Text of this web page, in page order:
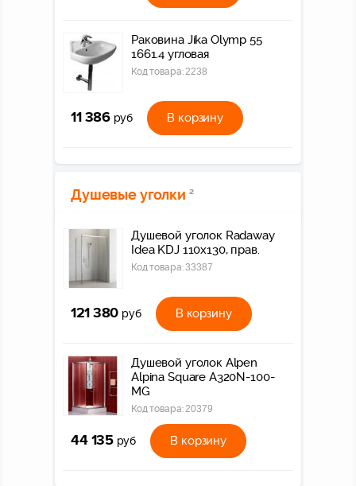
Раковина Jika Olymp 55
1661.4 угловая
Код товара: 2238
11 386 руб В корзину
Душевые уголки 2
Душевой уголок Radaway
Idea KDJ 110x130, прав.
Код товара:33387
121 380 руб В корзину
Душевой уголок Alpen
Alpina Square A320N-100-
MG
Код товара: 20379
44 135 руб В корзину